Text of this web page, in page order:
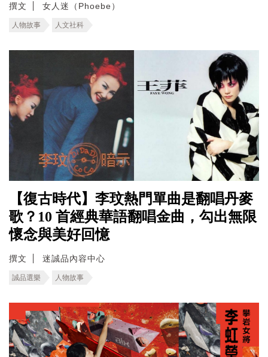
撰文 女人迷（Phoebe）
人物故事 人文社科
【復古時代】李玟熱門單曲是翻唱丹麥
歌？10 首經典華語翻唱金曲，勾出無限
懷念與美好回憶
撰文 迷誠品內容中心
誠品選樂 人物故事